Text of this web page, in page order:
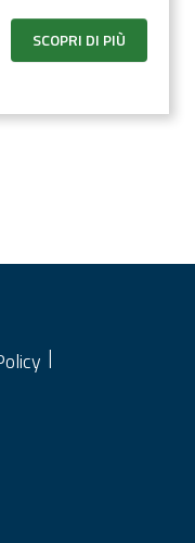
e formati.
proposti, le
SCOPRI DI PIÙ